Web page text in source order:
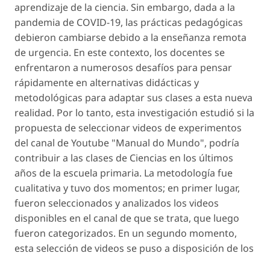
aprendizaje de la ciencia. Sin embargo, dada a la
pandemia de COVID-19, las prácticas pedagógicas
debieron cambiarse debido a la enseñanza remota
de urgencia. En este contexto, los docentes se
enfrentaron a numerosos desafíos para pensar
rápidamente en alternativas didácticas y
metodológicas para adaptar sus clases a esta nueva
realidad. Por lo tanto, esta investigación estudió si la
propuesta de seleccionar videos de experimentos
del canal de Youtube "Manual do Mundo", podría
contribuir a las clases de Ciencias en los últimos
años de la escuela primaria. La metodología fue
cualitativa y tuvo dos momentos; en primer lugar,
fueron seleccionados y analizados los videos
disponibles en el canal de que se trata, que luego
fueron categorizados. En un segundo momento,
esta selección de videos se puso a disposición de los